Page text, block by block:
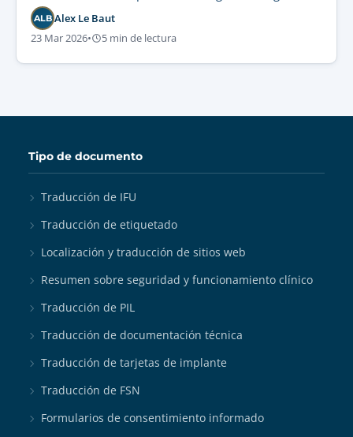
conforme y escalable.
ALB Alex Le Baut
23 Mar 2026• 5 min de lectura
Tipo de documento
Traducción de IFU
Traducción de etiquetado
Localización y traducción de sitios web
Resumen sobre seguridad y funcionamiento clínico
Traducción de PIL
Traducción de documentación técnica
Traducción de tarjetas de implante
Traducción de FSN
Formularios de consentimiento informado